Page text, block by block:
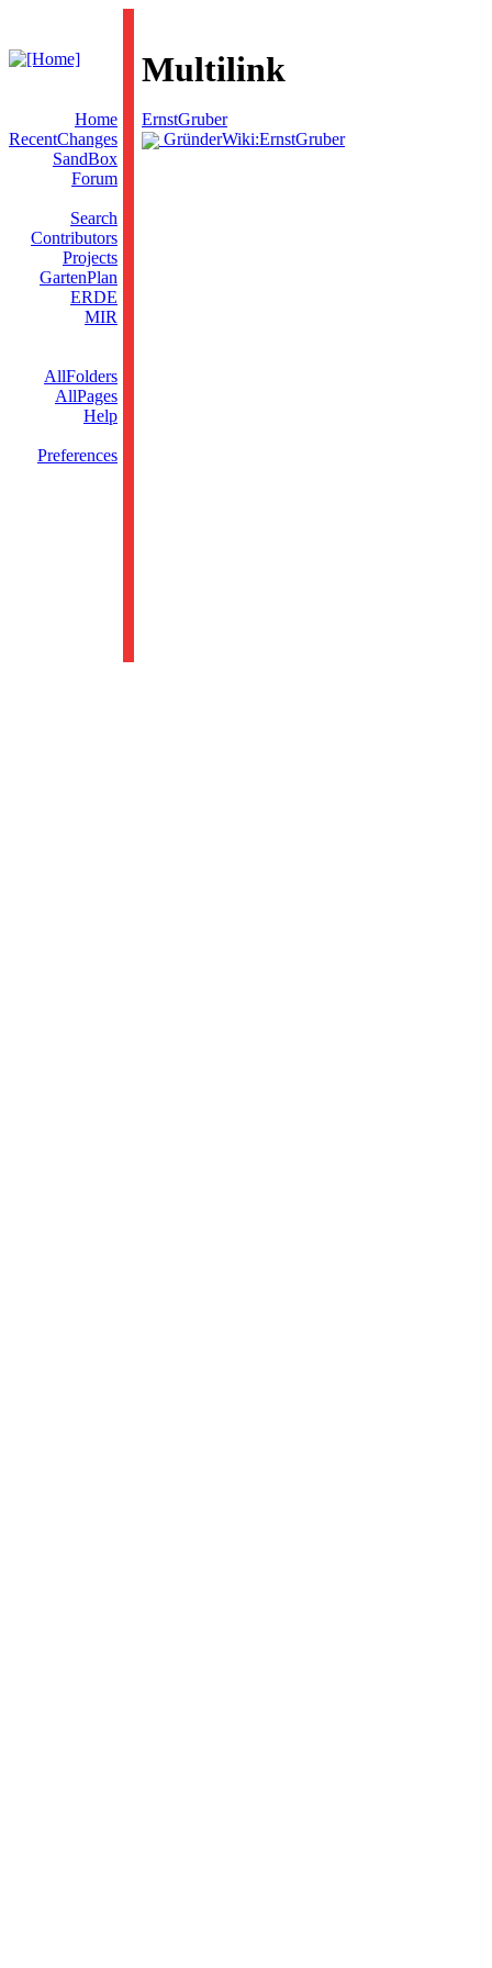
Multilink
Home
RecentChanges
SandBox
Forum
Search
Contributors
Projects
GartenPlan
ERDE
MIR
AllFolders
AllPages
Help
Preferences
ErnstGruber
GründerWiki:ErnstGruber